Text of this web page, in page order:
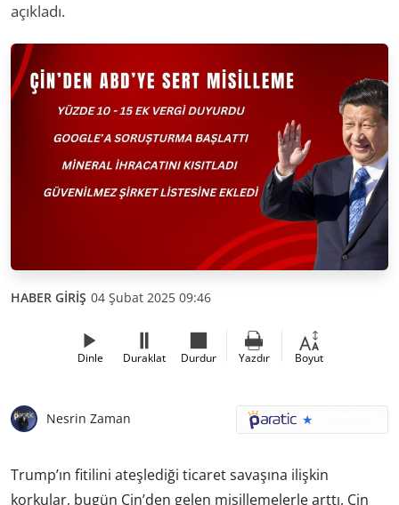
açıkladı.
HABER GİRİŞ 04 Şubat 2025 09:46
Dinle Duraklat Durdur Yazdır Boyut
Nesrin Zaman
Trump’ın fitilini ateşlediği ticaret savaşına ilişkin
korkular, bugün Çin’den gelen misillemelerle arttı. Çin